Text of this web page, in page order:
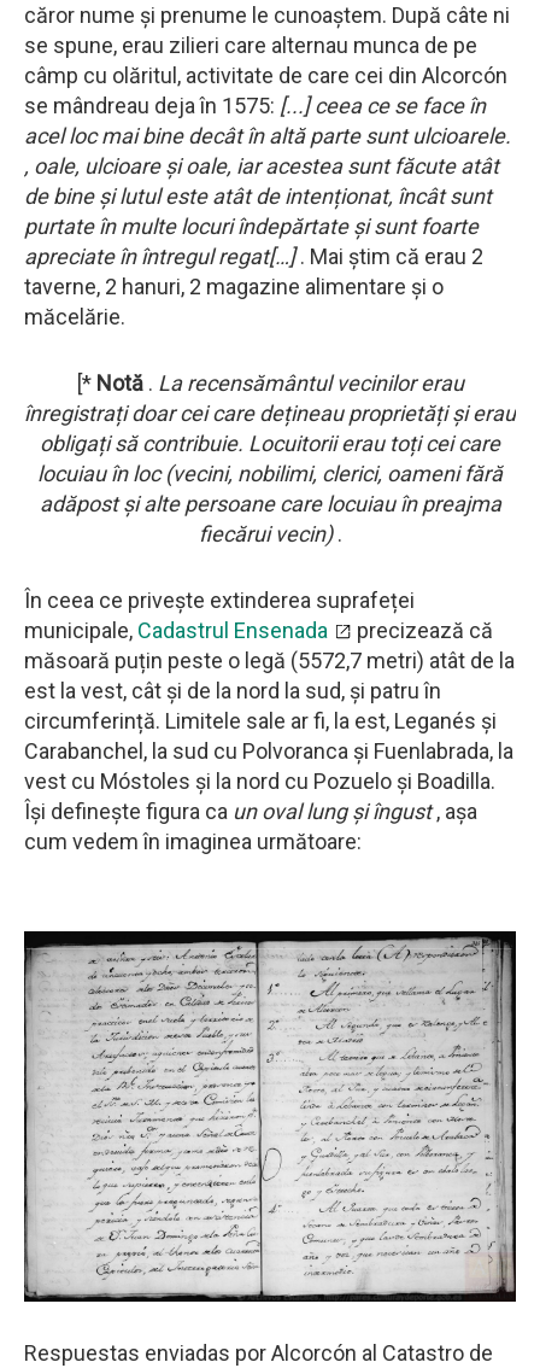
căror nume și prenume le cunoaștem. După câte ni
se spune, erau zilieri care alternau munca de pe
câmp cu olăritul, activitate de care cei din Alcorcón
se mândreau deja în 1575: [...] ceea ce se face în
acel loc mai bine decât în altă parte sunt ulcioarele.
, oale, ulcioare și oale, iar acestea sunt făcute atât
de bine și lutul este atât de intenționat, încât sunt
purtate în multe locuri îndepărtate și sunt foarte
apreciate în întregul regat[…]. Mai știm că erau 2
taverne, 2 hanuri, 2 magazine alimentare și o
măcelărie.
[* Notă. La recensământul vecinilor erau
înregistrați doar cei care dețineau proprietăți și erau
obligați să contribuie. Locuitorii erau toți cei care
locuiau în loc (vecini, nobilimi, clerici, oameni fără
adăpost și alte persoane care locuiau în preajma
fiecărui vecin).
În ceea ce privește extinderea suprafeței
municipale, Cadastrul Ensenada
precizează că
măsoară puțin peste o legă (5572,7 metri) atât de la
est la vest, cât și de la nord la sud, și patru în
circumferință. Limitele sale ar fi, la est, Leganés și
Carabanchel, la sud cu Polvoranca și Fuenlabrada, la
vest cu Móstoles și la nord cu Pozuelo și Boadilla.
Își definește figura ca un oval lung și îngust, așa
cum vedem în imaginea următoare:
Respuestas enviadas por Alcorcón al Catastro de